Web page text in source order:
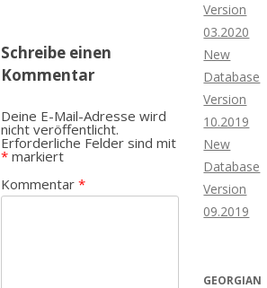
Schreibe einen
Kommentar
Deine E-Mail-Adresse wird
nicht veröffentlicht.
Erforderliche Felder sind mit
* markiert
Kommentar*
Version
03.2020
New
Database
Version
10.2019
New
Database
Version
09.2019
GEORGIAN